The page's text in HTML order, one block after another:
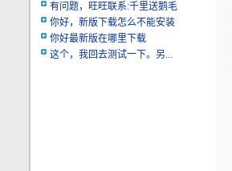
有问题，旺旺联系:千里送鹅毛
你好，新版下载怎么不能安装
你好最新版在哪里下载
这个，我回去测试一下。另...